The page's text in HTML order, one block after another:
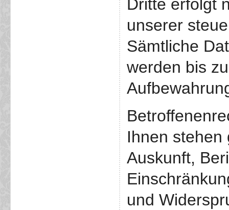
Dritte erfolgt
unserer
Sämtliche
werden bis
Ihnen stehen
Auskunft,
und